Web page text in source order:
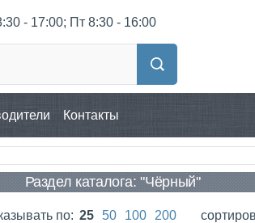
- 17:00; Пт 8:30 - 16:00
Контакты
Раздел каталога: "Чёрный"
по: 25 50 100 200